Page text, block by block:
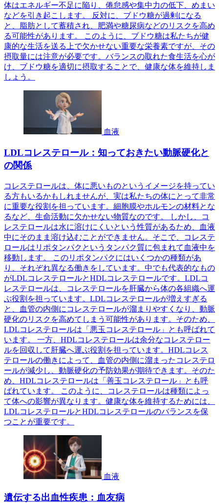
体はエネルギー不足に陥り、倦怠感や集中力の低下、めまい
などを引き起こします。 反対に、ブドウ糖が過剰になる
と、脂肪として蓄積され、肥満や糖尿病などのリスクを高め
る可能性があります。 このように、ブドウ糖は私たちが健
康的な生活を送る上で欠かせない重要な栄養素ですが、その
摂取量には注意が必要です。バランスの取れた食生活を心が
け、ブドウ糖を適切に摂取することで、健康な体を維持しま
しょう。
血液
LDLコレステロール：知っておきたい動脈硬化と
の関係
コレステロールは、体に悪いものというイメージを持ってい
る方もいるかもしれませんが、実は私たちの体にとって非常
に重要な役割を担っています。細胞膜やホルモンの材料とな
るなど、生命活動に欠かせない物質なのです。 しかし、コ
レステロールは水に溶けにくいという性質があるため、血液
中にそのまま溶け込むことができません。そこで、コレステ
ロールはリポタンパクというタンパク質に包まれて血液中を
移動します。 このリポタンパクにはいくつかの種類があ
り、それぞれ異なる働きをしています。中でも代表的なもの
がLDLコレステロールとHDLコレステロールです。LDLコ
レステロールは、コレステロールを肝臓から体の各組織へ運
ぶ役割を担っています。LDLコレステロールが増えすぎる
と、血管の内側にコレステロールが溜まりやすくなり、動脈
硬化のリスクを高めてしまう可能性があります。そのため、
LDLコレステロールは「悪玉コレステロール」とも呼ばれて
います。 一方、HDLコレステロールは余分なコレステロー
ルを回収して肝臓へ運ぶ役割を担っています。HDLコレス
テロールの働きによって、血管の内側に溜まったコレステロ
ールが減少し、動脈硬化の予防効果が期待できます。そのた
め、HDLコレステロールは「善玉コレステロール」とも呼
ばれています。 このように、コレステロールは種類によっ
て体への影響が異なります。健康な体を維持するためには、
LDLコレステロールとHDLコレステロールのバランスを保
つことが重要です。
血液
遺伝する出血性疾患：血友病